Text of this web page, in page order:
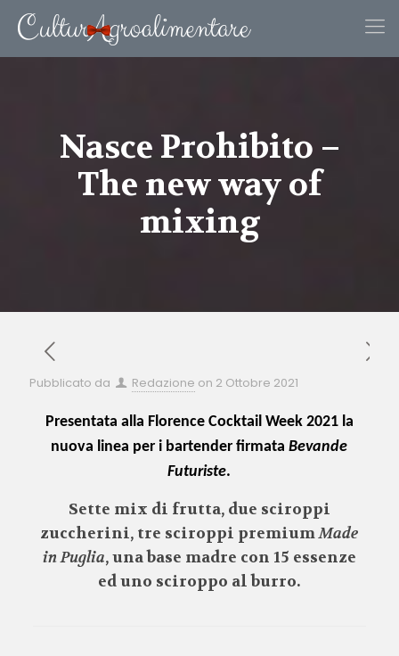
Nasce Prohibito –
The new way of
mixing
Pubblicato da Redazione on 2 Ottobre 2021
Presentata alla Florence Cocktail Week 2021 la
nuova linea per i bartender firmataBevande
Futuriste.
Sette mix di frutta, due sciroppi
zuccherini, tre sciroppi premiumMade
in Puglia, una base madre con 15 essenze
ed uno sciroppo al burro.